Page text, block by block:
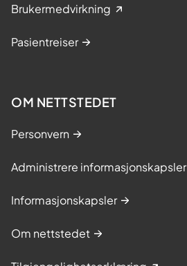
Brukermedvirkning
Pasientreiser
OM NETTSTEDET
Personvern
Administrere informasjonskapsler
Informasjonskapsler
Om nettstedet